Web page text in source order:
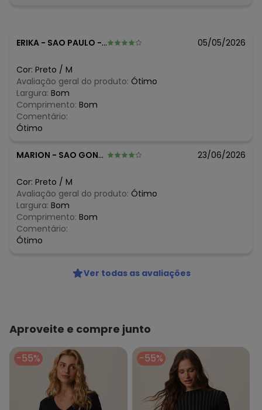
julho/2026 R$ 64,5
maio/2026
abril/2026
março/2026
fevereiro/2026
ERIKA - SAO PAULO - SP 05/05/2026
Cor: Preto / M
Avaliação geral do produto: Ótimo
Largura: Bom
Comprimento: Bom
Comentário:
Ótimo
MARION - SAO GONCALO - RJ 23/06/2026
Cor: Preto / M
Avaliação geral do produto: Ótimo
Largura: Bom
Comprimento: Bom
Comentário:
Ótimo
Ver todas as avaliações
Aproveite e compre junto
-55% -55%